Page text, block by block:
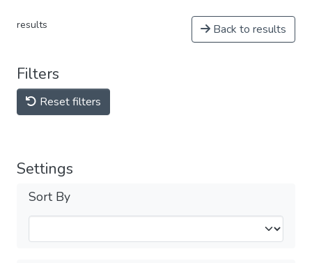
results Back to results
Filters
Reset filters
Settings
Sort By